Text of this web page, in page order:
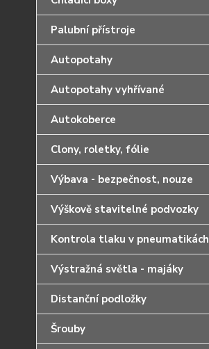
Palubní přístroje
Autopotahy
Autopotahy vyhřívané
Autokoberce
Clony, roletky, fólie
Výbava - bezpečnost, nouze
Výškově stavitelné podvozky
Kontrola tlaku v pneumatikách
Výstražná světla - majáky
Distanční podložky
Šrouby